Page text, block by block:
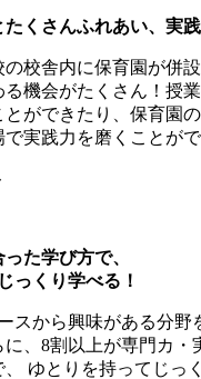
くさんふれあい、 実
の校舎内に保育園が併
る機会がたくさん！授
とができたり、保育園
実践力を磨くことがで
った学び方で、
っくり学べる！
スから興味がある分野
に、8割以上が専門カ・
、 ゆとりを持ってじっ